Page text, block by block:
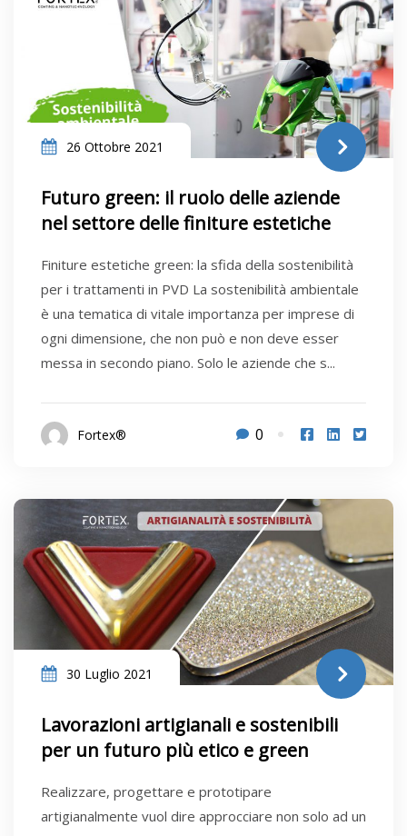
26 Ottobre 2021
Futuro green: il ruolo delle aziende
nel settore delle finiture estetiche
Finiture estetiche green: la sfida della sostenibilità
per i trattamenti in PVD La sostenibilità ambientale
è una tematica di vitale importanza per imprese di
ogni dimensione, che non può e non deve esser
messa in secondo piano. Solo le aziende che s...
Fortex® 0
30 Luglio 2021
Lavorazioni artigianali e sostenibili
per un futuro più etico e green
Realizzare, progettare e prototipare
artigianalmente vuol dire approcciare non solo ad un